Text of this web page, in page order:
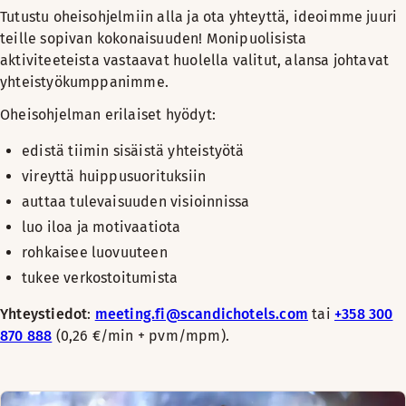
Tutustu oheisohjelmiin alla ja ota yhteyttä, ideoimme juuri
teille sopivan kokonaisuuden! Monipuolisista
aktiviteeteista vastaavat huolella valitut, alansa johtavat
yhteistyökumppanimme.
Oheisohjelman erilaiset hyödyt:
edistä tiimin sisäistä yhteistyötä
vireyttä huippusuorituksiin
auttaa tulevaisuuden visioinnissa
luo iloa ja motivaatiota
rohkaisee luovuuteen
tukee verkostoitumista
Yhteystiedot: meeting.fi@scandichotels.com tai +358 300
870 888 (0,26 €/min + pvm/mpm).
Kolme cocktailia, alkumaljaksi shampanja 74 €/hlö
Mocktail-versiot saatavilla samoilla hinnoilla
Kysy vapaita aikoja:sales.helsinki@scandichotels.com